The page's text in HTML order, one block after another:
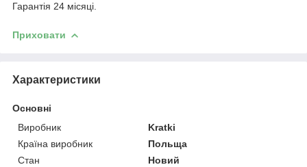
Гарантія 24 місяці.
Приховати
Характеристики
Основні
Виробник
Kratki
Країна виробник
Польща
Стан
Новий